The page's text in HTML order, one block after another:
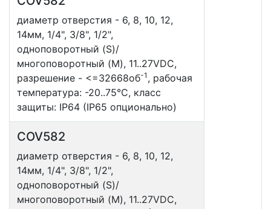
диаметр отверстия - 6, 8, 10, 12,
14мм, 1/4", 3/8", 1/2",
одноповоротный (S)/
многоповоротный (M), 11..27VDC,
разрешение - <=32668об-1 , рабочая
температура: -20..75°С, класс
защиты: IP64 (IP65 опционально)
COV582
диаметр отверстия - 6, 8, 10, 12,
14мм, 1/4", 3/8", 1/2",
одноповоротный (S)/
многоповоротный (M), 11..27VDC,